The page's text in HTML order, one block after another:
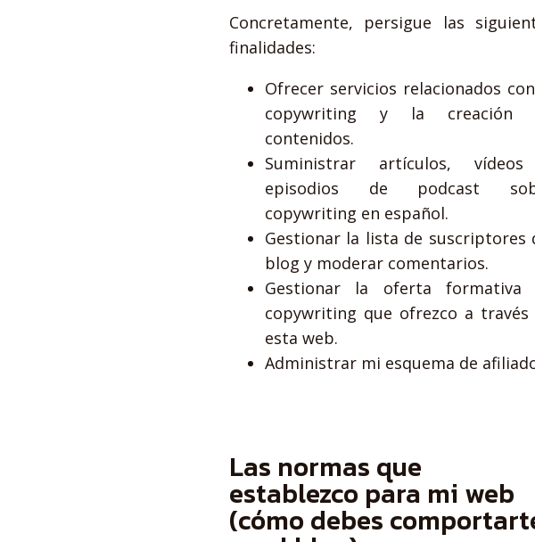
Concretamente, persigue las
finalidades:
Ofrecer servicios relacionados
copywriting y la creación
contenidos.
Suministrar artículos,
episodios de podcast
copywriting en español.
Gestionar la lista de suscriptores
blog y moderar comentarios.
Gestionar la oferta formativa
copywriting que ofrezco a través
esta web.
Administrar mi esquema de
Las normas que
establezco para mi web
(cómo debes